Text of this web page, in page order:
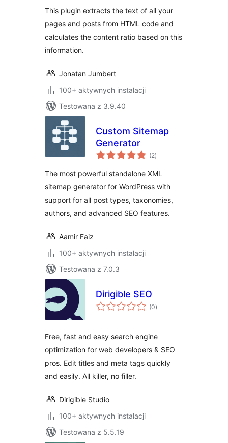
This plugin extracts the text of all your
pages and posts from HTML code and
calculates the content ratio based on this
information.
Jonatan Jumbert
100+ aktywnych instalacji
Testowana z 3.9.40
Custom Sitemap
Generator
(2wszystkich
ocen
)
The most powerful standalone XML
sitemap generator for WordPress with
support for all post types, taxonomies,
authors, and advanced SEO features.
Aamir Faiz
100+ aktywnych instalacji
Testowana z 7.0.3
Dirigible SEO
(0wszystkich
ocen
)
Free, fast and easy search engine
optimization for web developers & SEO
pros. Edit titles and meta tags quickly
and easily. All killer, no filler.
Dirigible Studio
100+ aktywnych instalacji
Testowana z 5.5.19